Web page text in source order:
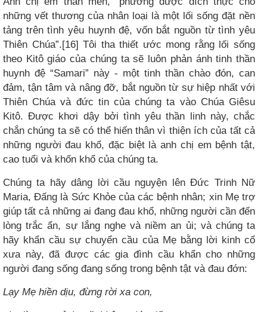
những vết thương của nhân loại là một lối sống đặt nền
tảng trên tình yêu huynh đệ, vốn bắt nguồn từ tình yêu
Thiên Chúa”.[16] Tôi tha thiết ước mong rằng lối sống
theo Kitô giáo của chúng ta sẽ luôn phản ánh tinh thần
huynh đệ “Samari” này - một tinh thần chào đón, can
đảm, tận tâm và nâng đỡ, bắt nguồn từ sự hiệp nhất với
Thiên Chúa và đức tin của chúng ta vào Chúa Giêsu
Kitô. Được khơi dậy bởi tình yêu thần linh này, chắc
chắn chúng ta sẽ có thể hiến thân vì thiện ích của tất cả
những người đau khổ, đặc biệt là anh chị em bệnh tật,
cao tuổi và khốn khổ của chúng ta.
Chúng ta hãy dâng lời cầu nguyện lên Đức Trinh Nữ
Maria, Đấng là Sức Khỏe của các bệnh nhân; xin Mẹ trợ
giúp tất cả những ai đang đau khổ, những người cần đến
lòng trắc ẩn, sự lắng nghe và niềm an ủi; và chúng ta
hãy khẩn cầu sự chuyển cầu của Mẹ bằng lời kinh cổ
xưa này, đã được các gia đình cầu khẩn cho những
người đang sống đang sống trong bệnh tật và đau đớn:
Lạy Mẹ hiền dịu, đừng rời xa con,